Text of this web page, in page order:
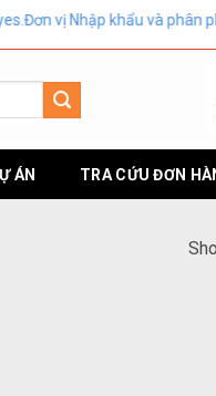
vị Nhập khẩu và phân
ÁN TRA CỨU ĐƠN